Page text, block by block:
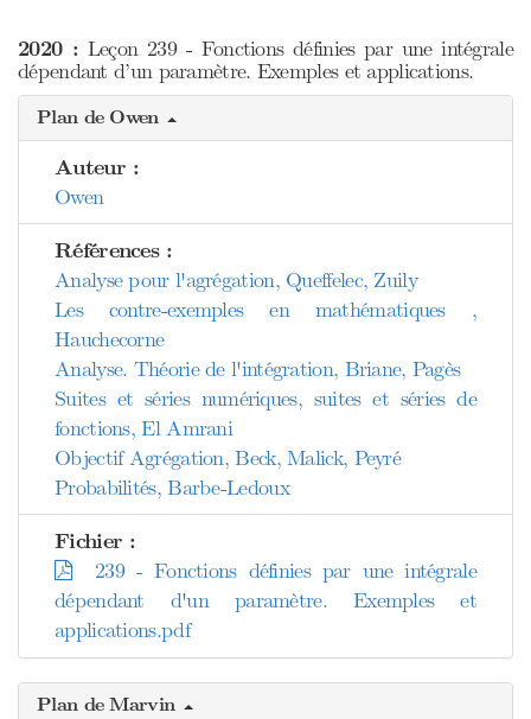
2020 : Leçon 239 - Fonctions définies par une intégrale
dépendant d’un paramètre. Exemples et applications.
Plan de Owen
Auteur :
Owen
Références :
Analyse pour l'agrégation, Queffelec, Zuily
Les contre-exemples en mathématiques ,
Hauchecorne
Analyse. Théorie de l'intégration, Briane, Pagès
Suites et séries numériques, suites et séries de
fonctions, El Amrani
Objectif Agrégation, Beck, Malick, Peyré
Probabilités, Barbe-Ledoux
Fichier :
239 - Fonctions définies par une intégrale
dépendant d'un paramètre. Exemples et
applications.pdf
Plan de Marvin